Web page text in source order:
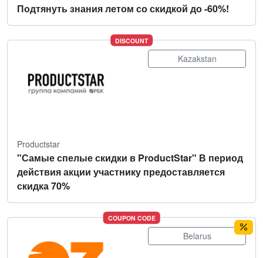
Подтянуть знания летом со скидкой до -60%!
DISCOUNT
Kazakstan
Productstar
"Самые спелые скидки в ProductStar" В период
действия акции участнику предоставляется
скидка 70%
COUPON CODE
Belarus